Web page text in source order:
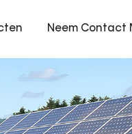
Neem Contact